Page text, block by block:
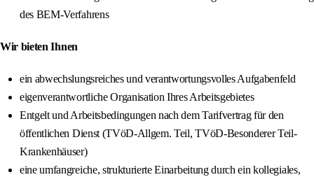
des BEM-Verfahrens
Wir bieten Ihnen
ein abwechslungsreiches und verantwortungsvolles Aufgabenfeld
eigenverantwortliche Organisation Ihres Arbeitsgebietes
Entgelt und Arbeitsbedingungen nach dem Tarifvertrag für den
öffentlichen Dienst (TVöD-Allgem. Teil, TVöD-Besonderer Teil-
Krankenhäuser)
eine umfangreiche, strukturierte Einarbeitung durch ein kollegiales,